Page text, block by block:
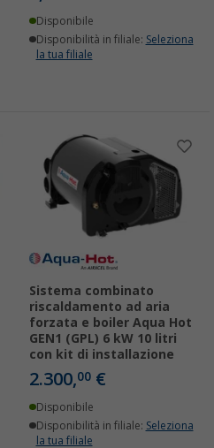
Disponibile
Disponibilità in filiale: Seleziona
la tua filiale
Sistema combinato
riscaldamento ad aria
forzata e boiler Aqua Hot
GEN1 (GPL) 6 kW 10 litri
con kit di installazione
2.300,00 €
Disponibile
Disponibilità in filiale: Seleziona
la tua filiale